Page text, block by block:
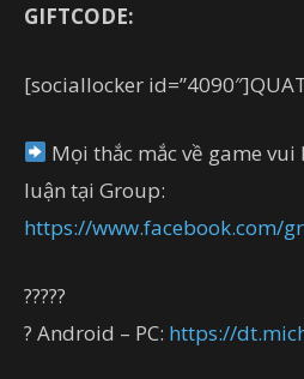
GIFTCODE:
[sociallocker
Mọi thắc mắc về game
luận tại Group:
https://www.facebook.com/
?????
? Android – PC: https://